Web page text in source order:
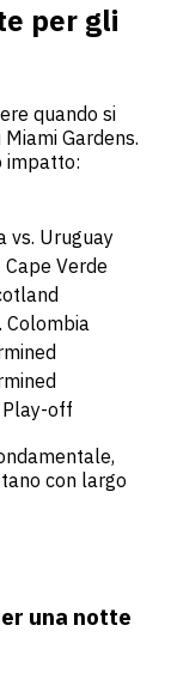
per gli
quando si
Miami Gardens.
impatto:
vs. Uruguay
Cape Verde
Colombia
Play-off
con largo
una notte